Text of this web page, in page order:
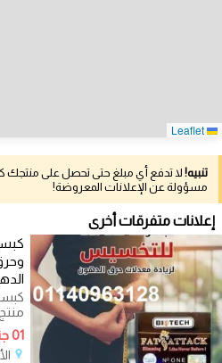
تنبيه! لا تدفع أي مبلغ حتى تحصل على منتجك
مسؤولة عن الإعلانات المعروضة!
إعلانات متفرقات أخرى
01 جنيه